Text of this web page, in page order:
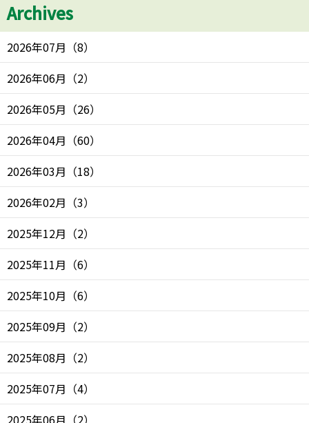
Archives
2026年07月 （8）
2026年06月 （2）
2026年05月 （26）
2026年04月 （60）
2026年03月 （18）
2026年02月 （3）
2025年12月 （2）
2025年11月 （6）
2025年10月 （6）
2025年09月 （2）
2025年08月 （2）
2025年07月 （4）